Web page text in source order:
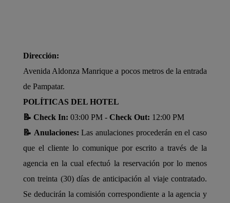
Dirección:
Avenida Aldonza Manrique a pocos metros de la entrada
de Pampatar.
POLÍTICAS DEL HOTEL
📝 Check In: 03:00 PM - Check Out: 12:00 PM
📝 Anulaciones: Las anulaciones procederán en el caso
que el cliente lo comunique por escrito a través de la
agencia en la cual efectuó la reservación por lo menos
con treinta (30) días de anticipación al viaje contratado.
Se deducirán la comisión correspondiente a la agencia y